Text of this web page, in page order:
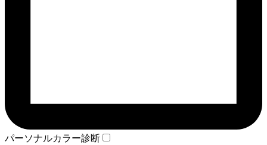
パーソナルカラー診断